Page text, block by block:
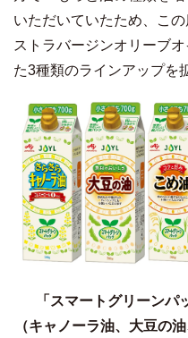
いただいていたため、こ
ストラバージンオリーブ
た3種類のラインアップを
「スマートグリーン
（キャノーラ油、大豆の